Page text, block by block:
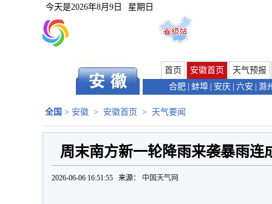
今天是2026年8月9日 星期日
首页 安徽首页
天气预报
合肥 蚌埠 安庆 六安 滁
全国 > 安徽 > 安徽首页 > 天气要闻
周末南方新一轮降雨来袭暴雨连
2026-06-06 16:51:55 来源： 中国天气网